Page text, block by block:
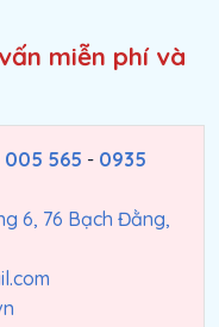
miễn phí và
005 565 - 0935
6, 76 Bạch Đằng,